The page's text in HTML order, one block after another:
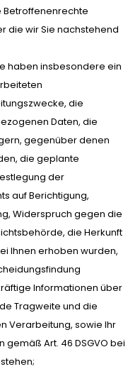
die wir Sie nachstehend
haben insbesondere ein
die
Daten, die
gegenüber denen
die geplante
der
auf Berichtigung,
Widerspruch gegen die
die Herkunft
Ihnen erhoben wurden,
Informationen über
Tragweite und die
Verarbeitung, sowie Ihr
gemäß Art. 46 DSGVO bei